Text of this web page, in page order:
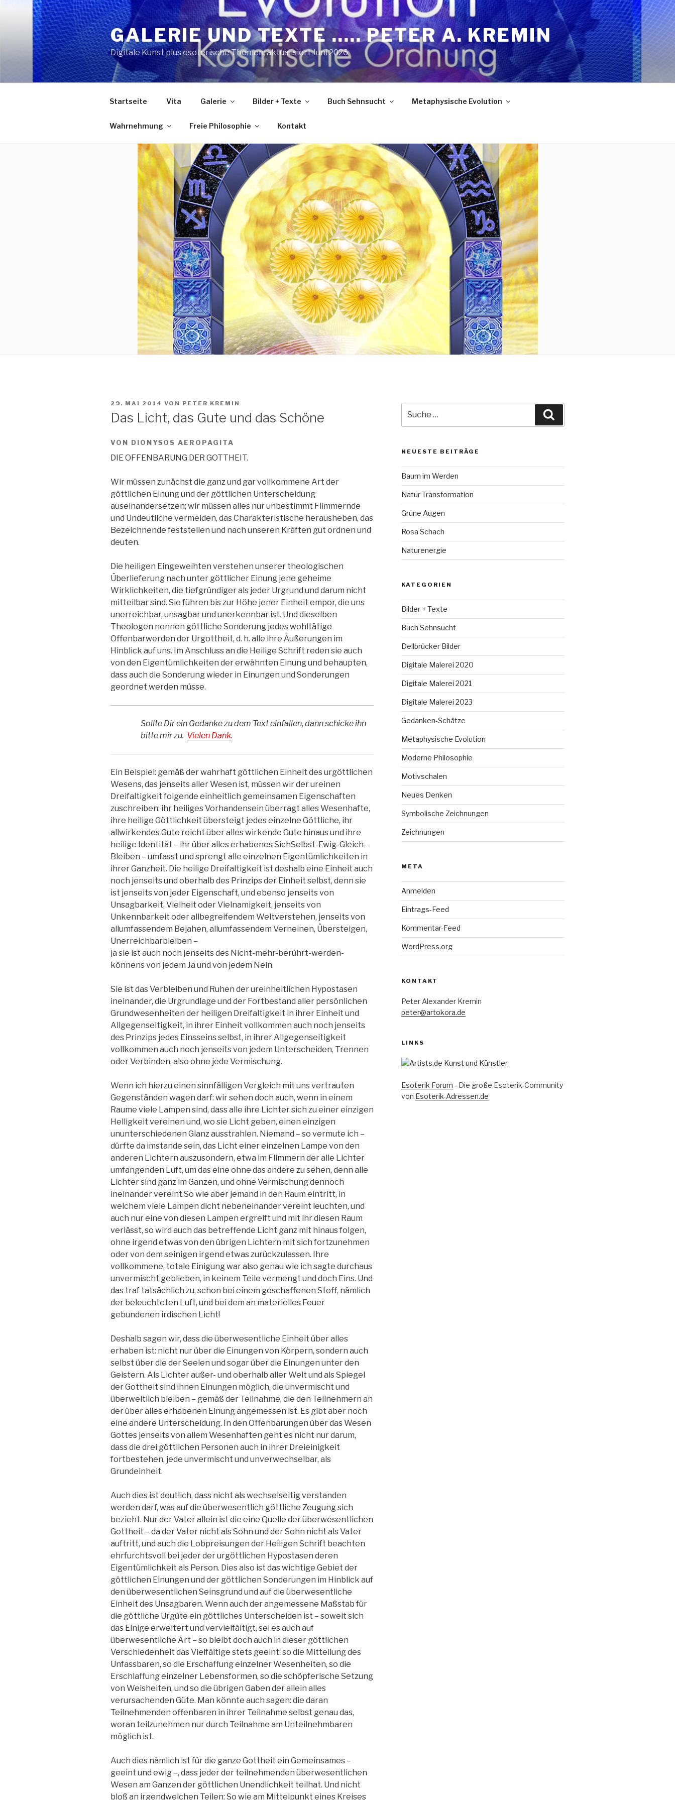
springen
GALERIE UND TEXTE ….. PETER A. KREMIN
Digitale Kunst plus esoterische Themen; aktualisiert Juni 2026
Startseite Vita Galerie Bilder + Texte Buch Sehnsucht Metaphysische Evolution
Wahrnehmung Freie Philosophie Kontakt
VERÖFFENTLICHT
29. MAI 2014 VON PETER KREMIN
Das Licht, das Gute und das Schöne
VON DIONYSOS AEROPAGITA
DIE OFFENBARUNG DER GOTTHEIT.
Wir müssen zunächst die ganz und gar vollkommene Art der
göttlichen Einung und der göttlichen Unterscheidung
auseinandersetzen; wir müssen alles nur unbestimmt Flimmernde
und Undeutliche vermeiden, das Charakteristische herausheben, das
Bezeichnende feststellen und nach unseren Kräften gut ordnen und
deuten.
Die heiligen Eingeweihten verstehen unserer theologischen
Überlieferung nach unter göttlicher Einung jene geheime
Wirklichkeiten, die tiefgründiger als jeder Urgrund und darum nicht
mitteilbar sind. Sie führen bis zur Höhe jener Einheit empor, die uns
unerreichbar, unsagbar und unerkennbar ist. Und dieselben
Theologen nennen göttliche Sonderung jedes wohltätige
Offenbarwerden der Urgottheit, d. h. alle ihre Äußerungen im
Hinblick auf uns. Im Anschluss an die Heilige Schrift reden sie auch
von den Eigentümlichkeiten der erwähnten Einung und behaupten,
dass auch die Sonderung wieder in Einungen und Sonderungen
geordnet werden müsse.
Sollte Dir ein Gedanke zu dem Text einfallen, dann schicke ihn
bitte mir zu. Vielen Dank.
Ein Beispiel: gemäß der wahrhaft göttlichen Einheit des urgöttlichen
Wesens, das jenseits aller Wesen ist, müssen wir der ureinen
Dreifaltigkeit folgende einheitlich gemeinsamen Eigenschaften
zuschreiben: ihr heiliges Vorhandensein überragt alles Wesenhafte,
ihre heilige Göttlichkeit übersteigt jedes einzelne Göttliche, ihr
allwirkendes Gute reicht über alles wirkende Gute hinaus und ihre
heilige Identität – ihr über alles erhabenes SichSelbst-Ewig-Gleich-
Bleiben – umfasst und sprengt alle einzelnen Eigentümlichkeiten in
ihrer Ganzheit. Die heilige Dreifaltigkeit ist deshalb eine Einheit auch
noch jenseits und oberhalb des Prinzips der Einheit selbst, denn sie
ist jenseits von jeder Eigenschaft, und ebenso jenseits von
Unsagbarkeit, Vielheit oder Vielnamigkeit, jenseits von
Unkennbarkeit oder allbegreifendem Weltverstehen, jenseits von
allumfassendem Bejahen, allumfassendem Verneinen, Übersteigen,
Unerreichbarbleiben –
ja sie ist auch noch jenseits des Nicht-mehr-berührt-werden-
könnens von jedem Ja und von jedem Nein.
Sie ist das Verbleiben und Ruhen der ureinheitlichen Hypostasen
ineinander, die Urgrundlage und der Fortbestand aller persönlichen
Grundwesenheiten der heiligen Dreifaltigkeit in ihrer Einheit und
Allgegenseitigkeit, in ihrer Einheit vollkommen auch noch jenseits
des Prinzips jedes Einsseins selbst, in ihrer Allgegenseitigkeit
vollkommen auch noch jenseits von jedem Unterscheiden, Trennen
oder Verbinden, also ohne jede Vermischung.
Wenn ich hierzu einen sinnfälligen Vergleich mit uns vertrauten
Gegenständen wagen darf: wir sehen doch auch, wenn in einem
Raume viele Lampen sind, dass alle ihre Lichter sich zu einer einzigen
Helligkeit vereinen und, wo sie Licht geben, einen einzigen
ununterschiedenen Glanz ausstrahlen. Niemand – so vermute ich –
dürfte da imstande sein, das Licht einer einzelnen Lampe von den
anderen Lichtern auszusondern, etwa im Flimmern der alle Lichter
umfangenden Luft, um das eine ohne das andere zu sehen, denn alle
Lichter sind ganz im Ganzen, und ohne Vermischung dennoch
ineinander vereint.So wie aber jemand in den Raum eintritt, in
welchem viele Lampen dicht nebeneinander vereint leuchten, und
auch nur eine von diesen Lampen ergreift und mit ihr diesen Raum
verlässt, so wird auch das betreffende Licht ganz mit hinaus folgen,
ohne irgend etwas von den übrigen Lichtern mit sich fortzunehmen
oder von dem seinigen irgend etwas zurückzulassen. Ihre
vollkommene, totale Einigung war also genau wie ich sagte durchaus
unvermischt geblieben, in keinem Teile vermengt und doch Eins. Und
das traf tatsächlich zu, schon bei einem geschaffenen Stoff, nämlich
der beleuchteten Luft, und bei dem an materielles Feuer
gebundenen irdischen Licht!
Deshalb sagen wir, dass die überwesentliche Einheit über alles
erhaben ist: nicht nur über die Einungen von Körpern, sondern auch
selbst über die der Seelen und sogar über die Einungen unter den
Geistern. Als Lichter außer- und oberhalb aller Welt und als Spiegel
der Gottheit sind ihnen Einungen möglich, die unvermischt und
überweltlich bleiben – gemäß der Teilnahme, die den Teilnehmern an
der über alles erhabenen Einung angemessen ist. Es gibt aber noch
eine andere Unterscheidung. In den Offenbarungen über das Wesen
Gottes jenseits von allem Wesenhaften geht es nicht nur darum,
dass die drei göttlichen Personen auch in ihrer Dreieinigkeit
fortbestehen, jede unvermischt und unverwechselbar, als
Grundeinheit.
Auch dies ist deutlich, dass nicht als wechselseitig verstanden
werden darf, was auf die überwesentlich göttliche Zeugung sich
bezieht. Nur der Vater allein ist die eine Quelle der überwesentlichen
Gottheit – da der Vater nicht als Sohn und der Sohn nicht als Vater
auftritt, und auch die Lobpreisungen der Heiligen Schrift beachten
ehrfurchtsvoll bei jeder der urgöttlichen Hypostasen deren
Eigentümlichkeit als Person. Dies also ist das wichtige Gebiet der
göttlichen Einungen und der göttlichen Sonderungen im Hinblick auf
den überwesentlichen Seinsgrund und auf die überwesentliche
Einheit des Unsagbaren. Wenn auch der angemessene Maßstab für
die göttliche Urgüte ein göttliches Unterscheiden ist – soweit sich
das Einige erweitert und vervielfältigt, sei es auch auf
überwesentliche Art – so bleibt doch auch in dieser göttlichen
Verschiedenheit das Vielfältige stets geeint: so die Mitteilung des
Unfassbaren, so die Erschaffung einzelner Wesenheiten, so die
Erschlaffung einzelner Lebensformen, so die schöpferische Setzung
von Weisheiten, und so die übrigen Gaben der allein alles
verursachenden Güte. Man könnte auch sagen: die daran
Teilnehmenden offenbaren in ihrer Teilnahme selbst genau das,
woran teilzunehmen nur durch Teilnahme am Unteilnehmbaren
möglich ist.
Auch dies nämlich ist für die ganze Gottheit ein Gemeinsames –
geeint und ewig –, dass jeder der teilnehmenden überwesentlichen
Wesen am Ganzen der göttlichen Unendlichkeit teilhat. Und nicht
bloß an irgendwelchen Teilen: So wie am Mittelpunkt eines Kreises
nach:
NEUESTE BEITRÄGE
Baum im Werden
Natur Transformation
Grüne Augen
Rosa Schach
Naturenergie
KATEGORIEN
Bilder + Texte
Buch Sehnsucht
Dellbrücker Bilder
Digitale Malerei 2020
Digitale Malerei 2021
Digitale Malerei 2023
Gedanken-Schätze
Metaphysische Evolution
Moderne Philosophie
Motivschalen
Neues Denken
Symbolische Zeichnungen
Zeichnungen
META
Anmelden
Eintrags-Feed
Kommentar-Feed
WordPress.org
KONTAKT
Peter Alexander Kremin
peter@artokora.de
LINKS
Esoterik Forum - Die große Esoterik-Community
von Esoterik-Adressen.de